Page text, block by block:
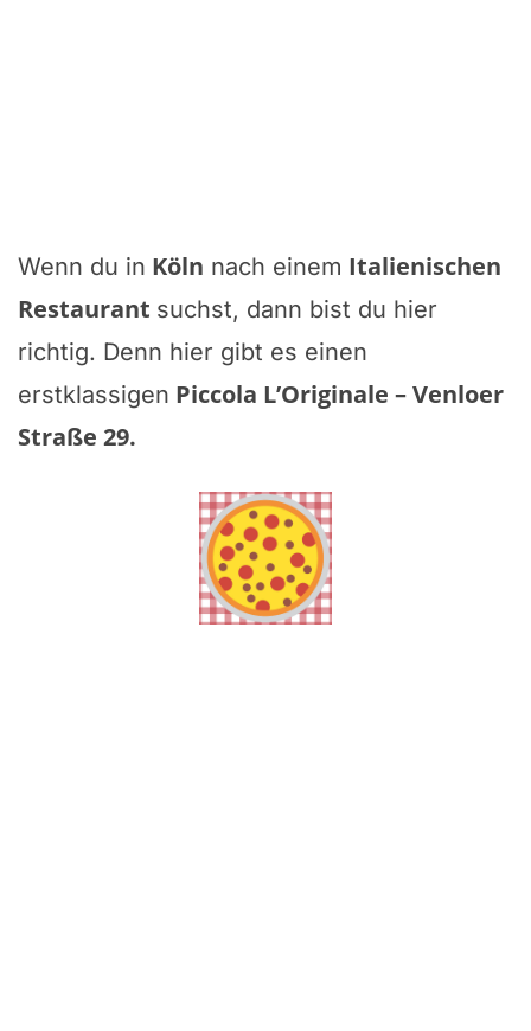
Wenn du in Köln nach einem Italienischen
Restaurant suchst, dann bist du hier
richtig. Denn hier gibt es einen
erstklassigen Piccola L’Originale – Venloer
Straße 29.